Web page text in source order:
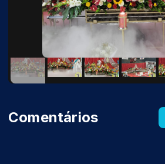
Comentários